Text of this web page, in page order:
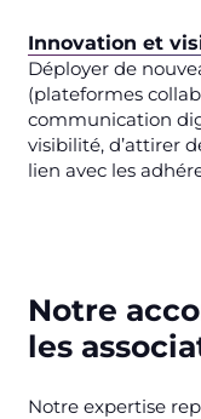
Innovation et
Déployer de
(plateformes
communication
visibilité, d’attirer
lien avec les
Notre
les
Notre expertise